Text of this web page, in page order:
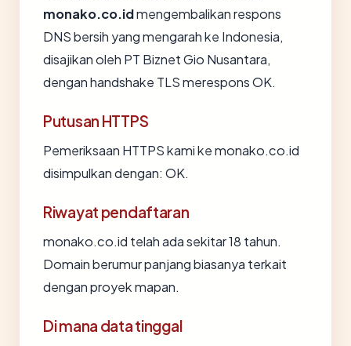
monako.co.idmengembalikan respons
DNS bersih yang mengarah ke Indonesia,
disajikan oleh PT Biznet Gio Nusantara,
dengan handshake TLS merespons OK.
Putusan HTTPS
Pemeriksaan HTTPS kami ke monako.co.id
disimpulkan dengan: OK.
Riwayat pendaftaran
monako.co.id telah ada sekitar 18 tahun.
Domain berumur panjang biasanya terkait
dengan proyek mapan.
Di mana data tinggal